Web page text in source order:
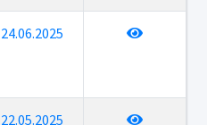
24.06.2025
22.05.2025